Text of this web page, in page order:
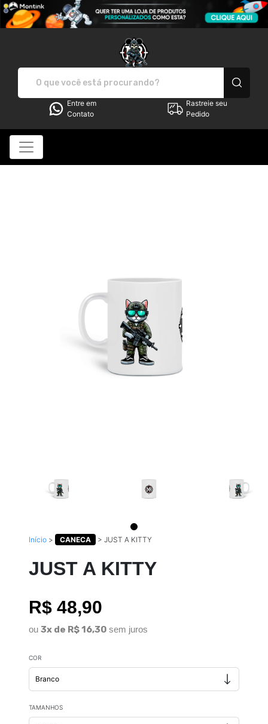
Entre em
Contato
Rastreie seu
Pedido
Início > CANECA > JUST A KITTY
JUST A KITTY
R$ 48,90
ou 3x de R$ 16,30 sem juros
COR
TAMANHOS